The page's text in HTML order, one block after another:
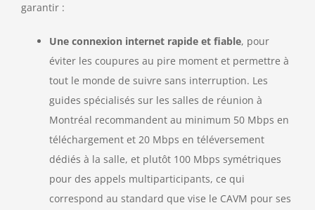
garantir :
Une connexion internet rapide et fiable, pour
éviter les coupures au pire moment et permettre à
tout le monde de suivre sans interruption. Les
guides spécialisés sur les salles de réunion à
Montréal recommandent au minimum 50 Mbps en
téléchargement et 20 Mbps en téléversement
dédiés à la salle, et plutôt 100 Mbps symétriques
pour des appels multiparticipants, ce qui
correspond au standard que vise le CAVM pour ses